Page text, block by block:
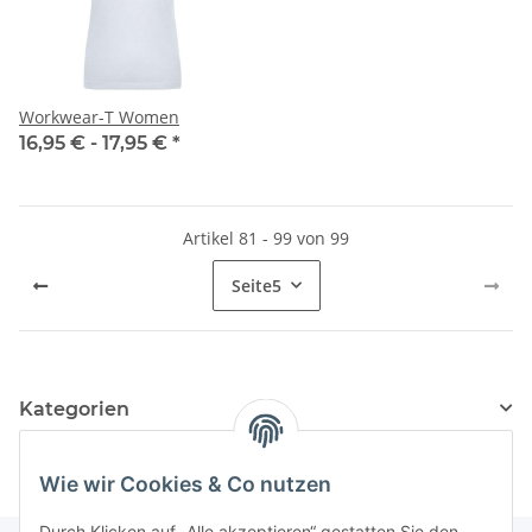
Workwear-T Women
16,95 € - 17,95 € *
Artikel 81 - 99 von 99
Seite5
Kategorien
Wie wir Cookies & Co nutzen